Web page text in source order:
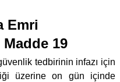
Emri
19
tedbirinin infazı için
üzerine on gün içinde